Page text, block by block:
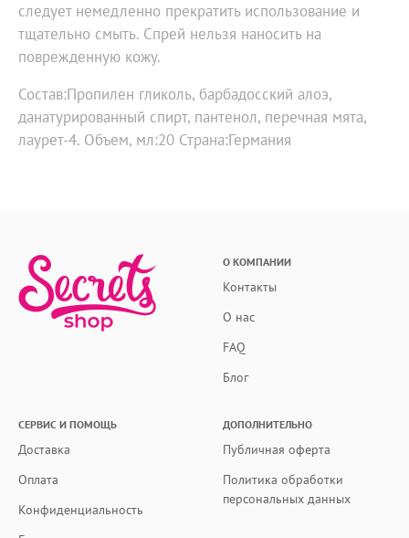
следует немедленно прекратить использование и
тщательно смыть. Спрей нельзя наносить на
поврежденную кожу.
Состав:Пропилен гликоль, барбадосский алоэ,
данатурированный спирт, пантенол, перечная мята,
лаурет-4. Объем, мл:20 Страна:Германия
О КОМПАНИИ
Контакты
О нас
FAQ
Блог
СЕРВИС И ПОМОЩЬ
Доставка
Оплата
Конфиденциальность
ДОПОЛНИТЕЛЬНО
Публичная оферта
Политика обработки
персональных данных